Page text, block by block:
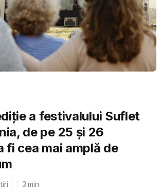
a festivalului Suflet
de pe 25 și 26
fi cea mai amplă de
3 min